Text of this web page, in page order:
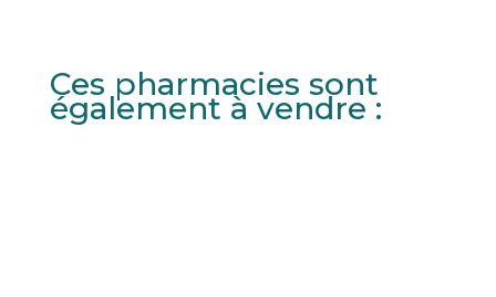
Ces pharmacies sont
également à vendre :